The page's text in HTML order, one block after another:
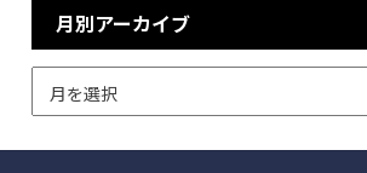
月別アーカイブ